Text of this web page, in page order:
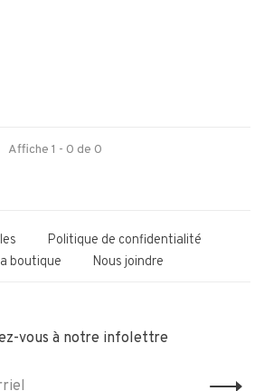
Affiche 1 - 0 de 0
Politique de confidentialité
boutique
Nous joindre
vous à notre infolettre